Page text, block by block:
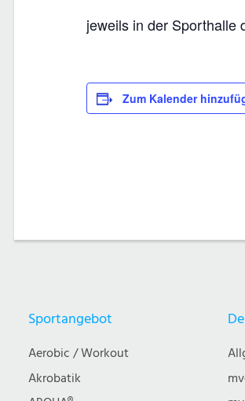
jeweils in der Sporthalle
Zum Kalender
Sportangebot
Aerobic / Workout
Akrobatik